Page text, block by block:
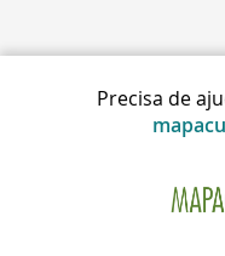
Precisa de